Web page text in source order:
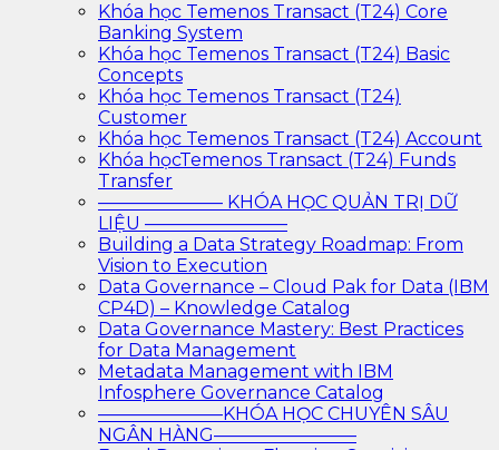
Khóa học Temenos Transact (T24) Core
Banking System
Khóa học Temenos Transact (T24) Basic
Concepts
Khóa học Temenos Transact (T24)
Customer
Khóa học Temenos Transact (T24) Account
Khóa họcTemenos Transact (T24) Funds
Transfer
——————— KHÓA HỌC QUẢN TRỊ DỮ
LIỆU ————————
Building a Data Strategy Roadmap: From
Vision to Execution
Data Governance – Cloud Pak for Data (IBM
CP4D) – Knowledge Catalog
Data Governance Mastery: Best Practices
for Data Management
Metadata Management with IBM
Infosphere Governance Catalog
———————KHÓA HỌC CHUYÊN SÂU
NGÂN HÀNG————————